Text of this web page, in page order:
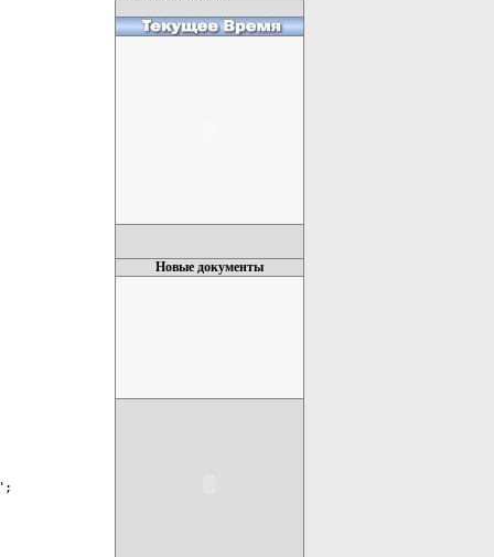
Новые документы